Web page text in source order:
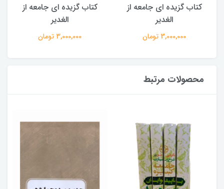
کتاب گزیده ای جامعه از
الغدیر
3,000,000 تومان
کتاب گزیده ای جامعه از
الغدیر
3,000,000 تومان
محصولات مرتبط